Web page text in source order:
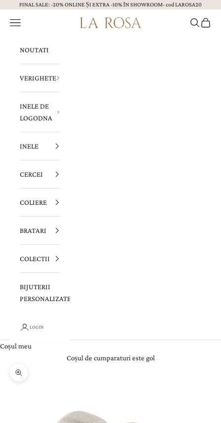
Sari la continut
FINAL SALE: -20% ONLINE ȘI EXTRA -10% ÎN SHOWROOM- cod LAROSA20
Bijuterii LA ROSA
Menu CautăCoș
NOUTATI
VERIGHETE
INELE DE
LOGODNA
INELE
CERCEI
COLIERE
BRATARI
COLECTII
BIJUTERII
PERSONALIZATE
LOGIN
Coșul meu
Coșul de cumparaturi este gol
Zoom